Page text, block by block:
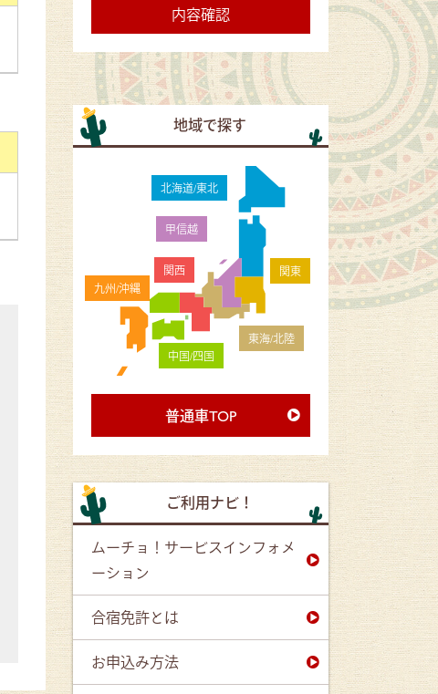
地域で探す
北海道/東北
甲信越
関東
東海/北陸
関西
中国/四国
九州/沖縄
普通車TOP
ご利用ナビ！
ムーチョ！サービスインフォメ
ーション
合宿免許とは
お申込み方法